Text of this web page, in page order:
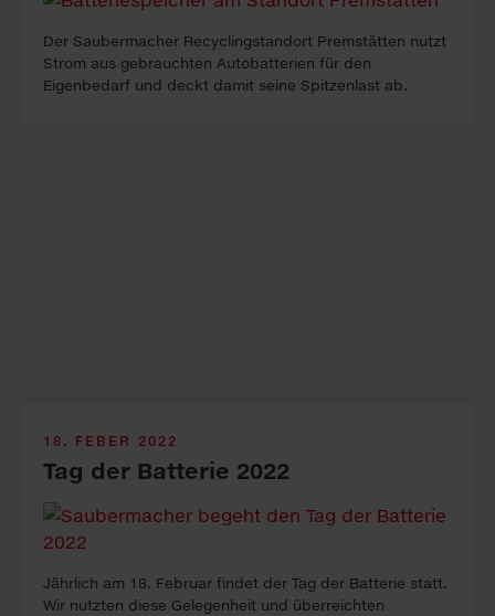
Der Saubermacher Recyclingstandort Premstätten nutzt
Strom aus gebrauchten Autobatterien für den
Eigenbedarf und deckt damit seine Spitzenlast ab.
18. FEBER 2022
Tag der Batterie 2022
Jährlich am 18. Februar findet der Tag der Batterie statt.
Wir nutzten diese Gelegenheit und überreichten